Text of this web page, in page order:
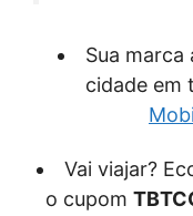
Sua marca
cidade em
Vai viajar?
o cupom